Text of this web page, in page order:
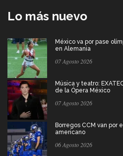
Lo más nuevo
México va por pase
en Alemania
07 Agosto 2026
Música y teatro:
de la Ópera México
07 Agosto 2026
Borregos CCM van por
americano
06 Agosto 2026